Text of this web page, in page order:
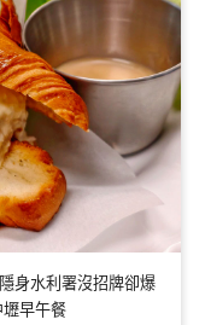
身水利署沒招牌卻爆
壢早午餐